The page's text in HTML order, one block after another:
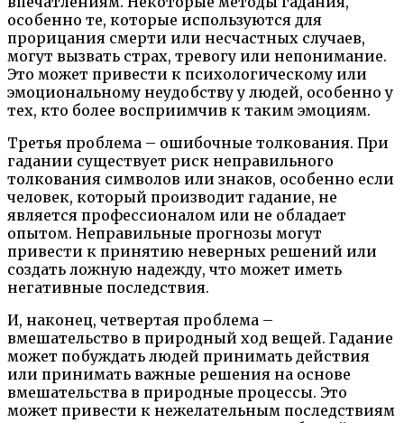
особенно те, которые используются для
прорицания смерти или несчастных случаев,
могут вызвать страх, тревогу или непонимание.
Это может привести к психологическому или
эмоциональному неудобству у людей, особенно у
тех, кто более восприимчив к таким эмоциям.
Третья проблема – ошибочные толкования. При
гадании существует риск неправильного
толкования символов или знаков, особенно если
человек, который производит гадание, не
является профессионалом или не обладает
опытом. Неправильные прогнозы могут
привести к принятию неверных решений или
создать ложную надежду, что может иметь
негативные последствия.
И, наконец, четвертая проблема –
вмешательство в природный ход вещей. Гадание
может побуждать людей принимать действия
или принимать важные решения на основе
вмешательства в природные процессы. Это
может привести к нежелательным последствиям